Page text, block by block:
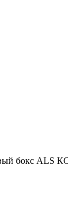
бокс ALS